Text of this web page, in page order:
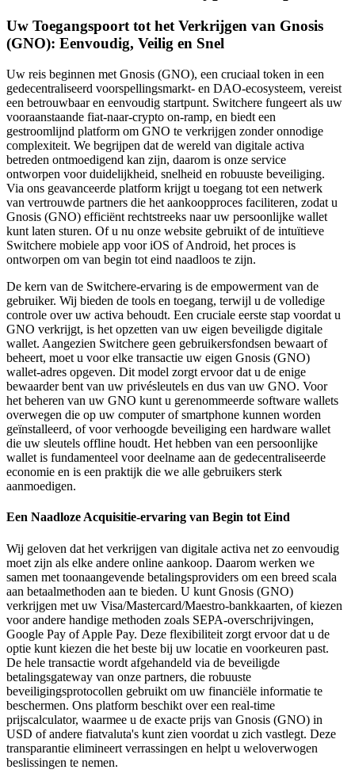
Uw Toegangspoort tot het Verkrijgen van Gnosis
(GNO): Eenvoudig, Veilig en Snel
Uw reis beginnen met Gnosis (GNO), een cruciaal token in een
gedecentraliseerd voorspellingsmarkt- en DAO-ecosysteem, vereist
een betrouwbaar en eenvoudig startpunt. Switchere fungeert als uw
vooraanstaande fiat-naar-crypto on-ramp, en biedt een
gestroomlijnd platform om GNO te verkrijgen zonder onnodige
complexiteit. We begrijpen dat de wereld van digitale activa
betreden ontmoedigend kan zijn, daarom is onze service
ontworpen voor duidelijkheid, snelheid en robuuste beveiliging.
Via ons geavanceerde platform krijgt u toegang tot een netwerk
van vertrouwde partners die het aankoopproces faciliteren, zodat u
Gnosis (GNO) efficiënt rechtstreeks naar uw persoonlijke wallet
kunt laten sturen. Of u nu onze website gebruikt of de intuïtieve
Switchere mobiele app voor iOS of Android, het proces is
ontworpen om van begin tot eind naadloos te zijn.
De kern van de Switchere-ervaring is de empowerment van de
gebruiker. Wij bieden de tools en toegang, terwijl u de volledige
controle over uw activa behoudt. Een cruciale eerste stap voordat u
GNO verkrijgt, is het opzetten van uw eigen beveiligde digitale
wallet. Aangezien Switchere geen gebruikersfondsen bewaart of
beheert, moet u voor elke transactie uw eigen Gnosis (GNO)
wallet-adres opgeven. Dit model zorgt ervoor dat u de enige
bewaarder bent van uw privésleutels en dus van uw GNO. Voor
het beheren van uw GNO kunt u gerenommeerde software wallets
overwegen die op uw computer of smartphone kunnen worden
geïnstalleerd, of voor verhoogde beveiliging een hardware wallet
die uw sleutels offline houdt. Het hebben van een persoonlijke
wallet is fundamenteel voor deelname aan de gedecentraliseerde
economie en is een praktijk die we alle gebruikers sterk
aanmoedigen.
Een Naadloze Acquisitie-ervaring van Begin tot Eind
Wij geloven dat het verkrijgen van digitale activa net zo eenvoudig
moet zijn als elke andere online aankoop. Daarom werken we
samen met toonaangevende betalingsproviders om een breed scala
aan betaalmethoden aan te bieden. U kunt Gnosis (GNO)
verkrijgen met uw Visa/Mastercard/Maestro-bankkaarten, of kiezen
voor andere handige methoden zoals SEPA-overschrijvingen,
Google Pay of Apple Pay. Deze flexibiliteit zorgt ervoor dat u de
optie kunt kiezen die het beste bij uw locatie en voorkeuren past.
De hele transactie wordt afgehandeld via de beveiligde
betalingsgateway van onze partners, die robuuste
beveiligingsprotocollen gebruikt om uw financiële informatie te
beschermen. Ons platform beschikt over een real-time
prijscalculator, waarmee u de exacte prijs van Gnosis (GNO) in
USD of andere fiatvaluta's kunt zien voordat u zich vastlegt. Deze
transparantie elimineert verrassingen en helpt u weloverwogen
beslissingen te nemen.